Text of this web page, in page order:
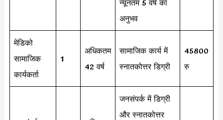
न्यूनतम 5 वर्ष का
अनुभव
मेडिको
सामाजिक
कार्यकर्ता
1
अधिकतम
42 वर्ष
सामाजिक कार्य में
स्नातकोत्तर डिग्री
45800
रु
जनसंपर्क में डिग्री
और स्नातकोत्तर